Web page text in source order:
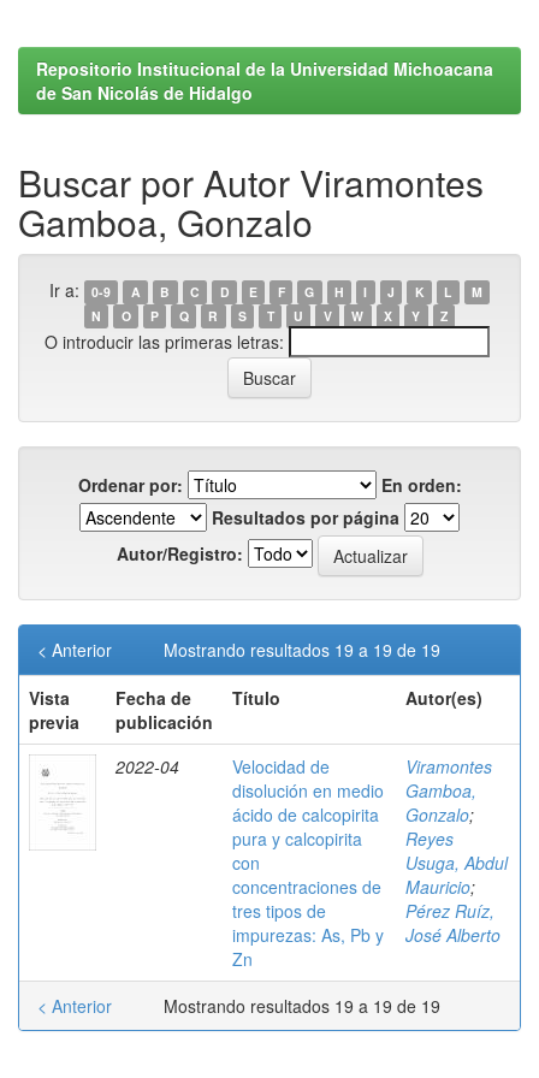
Repositorio Institucional de la Universidad Michoacana
de San Nicolás de Hidalgo
Buscar por Autor Viramontes
Gamboa, Gonzalo
Ir a: 0-9 A B C D E F G H I J K L
M
N
O P Q R S T U V W X Y Z
O introducir las primeras letras:
Ordenar por:
En orden:
Resultados por página
Autor/Registro:
Mostrando resultados 19 a 19 de 19
< Anterior
Vista
previa
Fecha de
publicación
Título Autor(es)
2022-04
Velocidad de
disolución en medio
ácido de calcopirita
pura y calcopirita
con
concentraciones de
tres tipos de
impurezas: As, Pb y
Zn
Viramontes
Gamboa,
Gonzalo;
Reyes
Usuga, Abdul
Mauricio;
Pérez Ruíz,
José Alberto
Mostrando resultados 19 a 19 de 19
< Anterior